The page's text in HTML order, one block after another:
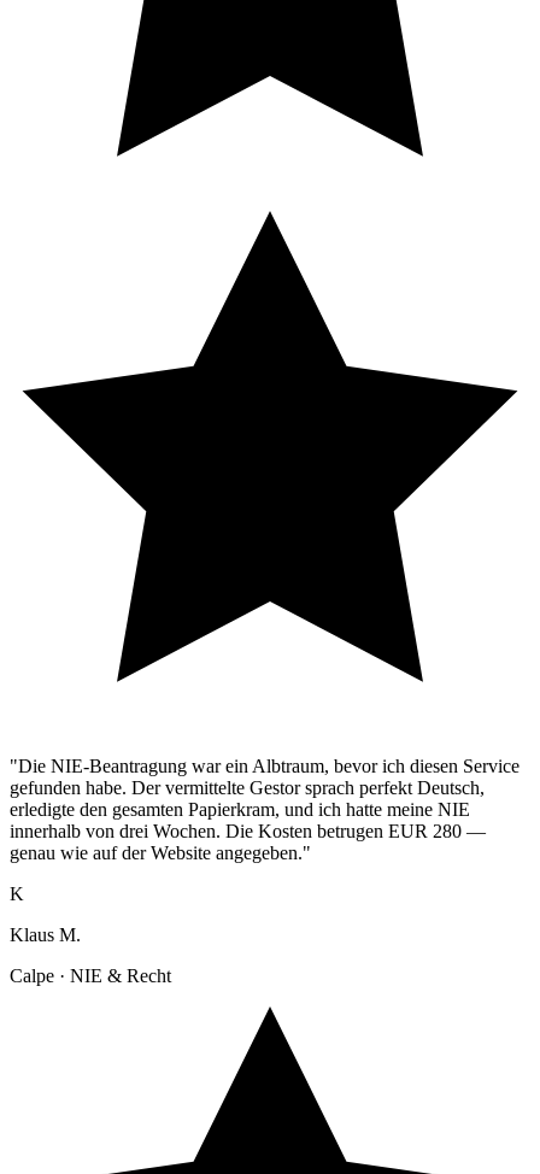
"Die NIE-Beantragung war ein Albtraum, bevor ich diesen Service
gefunden habe. Der vermittelte Gestor sprach perfekt Deutsch,
erledigte den gesamten Papierkram, und ich hatte meine NIE
innerhalb von drei Wochen. Die Kosten betrugen EUR 280 —
genau wie auf der Website angegeben."
K
Klaus M.
Calpe · NIE & Recht